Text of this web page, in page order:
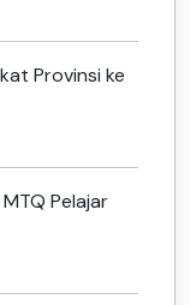
Provinsi ke
Pelajar